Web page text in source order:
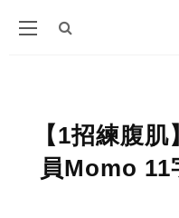
【1招練腹
員Momo 11